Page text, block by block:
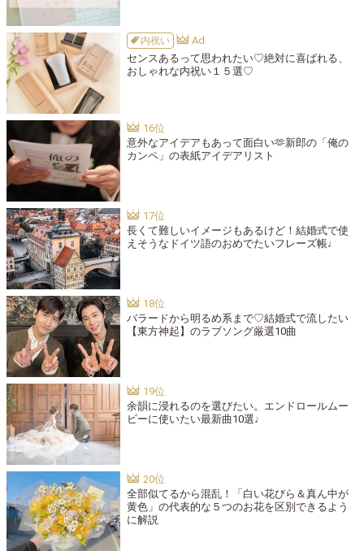
内祝い
センスあるって思われたい♡絶対に喜ばれる、
おしゃれな内祝い１５選♡
意外なアイデアもあって面白い🫶新郎の「俺の
カンペ」の表紙アイデアリスト
長くて難しいイメージもあるけど！結婚式で使
えそうなドイツ語のおめでたいフレーズ帳♩
バラードから明るめ系まで♡結婚式で流したい
【東方神起】のラブソング厳選10曲
余韻に浸れるのを選びたい。エンドロールムー
ビーに使いたい最新曲10選♩
全部似てるから混乱！「白い花びら＆真ん中が
黄色」の代表的な５つのお花を区別できるよう
に解説